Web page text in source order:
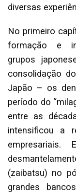
diversas
No primeiro
formação e
grupos
consolidação
Japão – os
período do
entre as
intensificou a
(zaibatsu) no
grandes